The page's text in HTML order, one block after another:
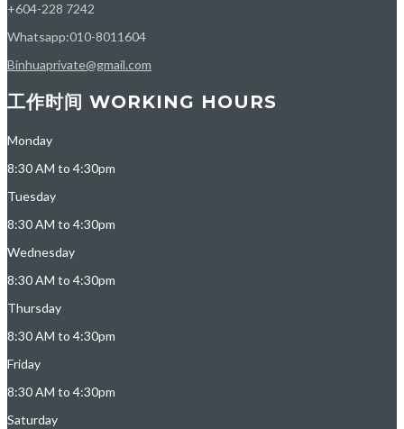
+604-228 7242
Whatsapp:010-8011604
Binhuaprivate@gmail.com
工作时间 WORKING HOURS
Monday
8:30 AM to 4:30pm
Tuesday
8:30 AM to 4:30pm
Wednesday
8:30 AM to 4:30pm
Thursday
8:30 AM to 4:30pm
Friday
8:30 AM to 4:30pm
Saturday